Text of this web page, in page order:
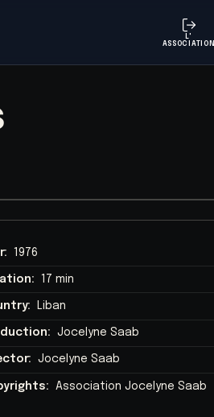
L'
ASSOCIATION
1976
17 min
Liban
Jocelyne Saab
Jocelyne Saab
Association Jocelyne Saab